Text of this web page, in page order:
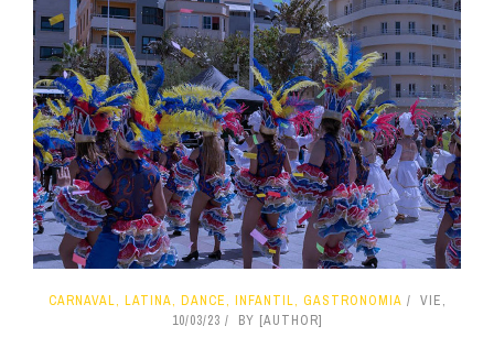
CARNAVAL, LATINA, DANCE, INFANTIL, GASTRONOMIA
VIE,
10/03/23
BY [AUTHOR]